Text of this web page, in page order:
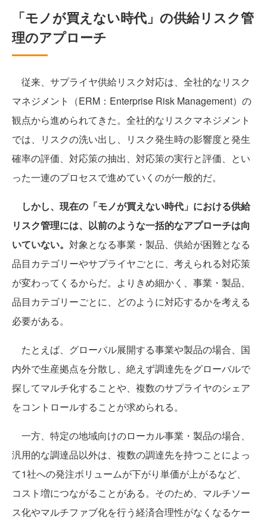
「モノが買えない時代」の供給リスク管
理のアプローチ
従来、サプライヤ供給リスク対応は、全社的なリスク
マネジメント（ERM：Enterprise Risk Management）の
観点から進められてきた。全社的なリスクマネジメント
では、リスクの洗い出し、リスク発生時の影響度と発生
確率の評価、対応策の抽出、対応策の実行と評価、とい
った一連のプロセスで進めていくのが一般的だ。
しかし、現在の「モノが買えない時代」における供給
リスク管理には、以前のような一括的なアプローチは向
いていない。 対象となる事業・製品、供給が困難となる
品目カテゴリーやサプライヤごとに、考えられる対応策
が変わってくるからだ。よりきめ細かく、事業・製品、
品目カテゴリーごとに、どのように対応するかを考える
必要がある。
たとえば、グローバル展開する事業や製品の場合、国
内外で生産拠点を分散し、絶えず調達先をグローバルで
探してマルチ化することや、複数のサプライヤのシェア
をコントロールすることが求められる。
一方、特定の地域向けのローカル事業・製品の場合、
汎用的な調達品以外は、複数の調達先を持つことによっ
て1社への発注ボリュームが下がり単価が上がるなど、
コスト増につながることがある。そのため、マルチソー
ス化やマルチファブ化を行う経済合理性がなくなるケー